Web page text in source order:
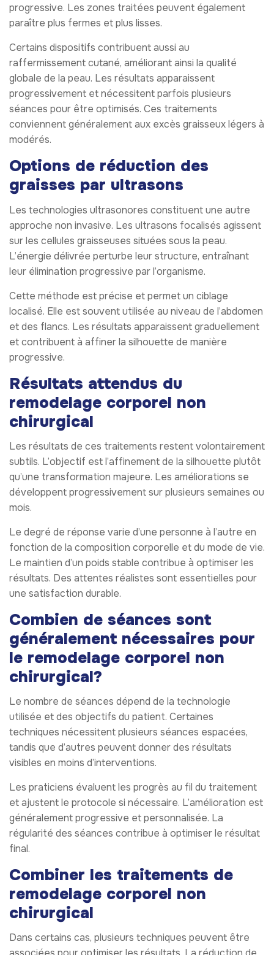
progressive. Les zones traitées peuvent également
paraître plus fermes et plus lisses.
Certains dispositifs contribuent aussi au
raffermissement cutané, améliorant ainsi la qualité
globale de la peau. Les résultats apparaissent
progressivement et nécessitent parfois plusieurs
séances pour être optimisés. Ces traitements
conviennent généralement aux excès graisseux légers à
modérés.
Options de réduction des
graisses par ultrasons
Les technologies ultrasonores constituent une autre
approche non invasive. Les ultrasons focalisés agissent
sur les cellules graisseuses situées sous la peau.
L’énergie délivrée perturbe leur structure, entraînant
leur élimination progressive par l’organisme.
Cette méthode est précise et permet un ciblage
localisé. Elle est souvent utilisée au niveau de l’abdomen
et des flancs. Les résultats apparaissent graduellement
et contribuent à affiner la silhouette de manière
progressive.
Résultats attendus du
remodelage corporel non
chirurgical
Les résultats de ces traitements restent volontairement
subtils. L’objectif est l’affinement de la silhouette plutôt
qu’une transformation majeure. Les améliorations se
développent progressivement sur plusieurs semaines ou
mois.
Le degré de réponse varie d’une personne à l’autre en
fonction de la composition corporelle et du mode de vie.
Le maintien d’un poids stable contribue à optimiser les
résultats. Des attentes réalistes sont essentielles pour
une satisfaction durable.
Combien de séances sont
généralement nécessaires pour
le remodelage corporel non
chirurgical?
Le nombre de séances dépend de la technologie
utilisée et des objectifs du patient. Certaines
techniques nécessitent plusieurs séances espacées,
tandis que d’autres peuvent donner des résultats
visibles en moins d’interventions.
Les praticiens évaluent les progrès au fil du traitement
et ajustent le protocole si nécessaire. L’amélioration est
généralement progressive et personnalisée. La
régularité des séances contribue à optimiser le résultat
final.
Combiner les traitements de
remodelage corporel non
chirurgical
Dans certains cas, plusieurs techniques peuvent être